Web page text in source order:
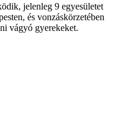
jelenleg 9 egyesületet
és vonzáskörzetében
vágyó gyerekeket.